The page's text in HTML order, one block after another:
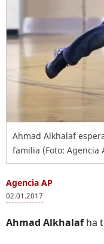
Ahmad Alkhalaf
familia (Foto: Agencia
Agencia AP
02.01.2017
Ahmad Alkhalafha